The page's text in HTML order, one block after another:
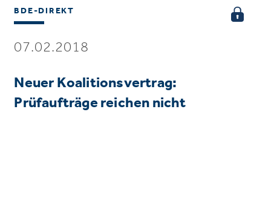
BDE-DIREKT
07.02.2018
Neuer Koalitionsvertrag:
Prüfaufträge reichen nicht